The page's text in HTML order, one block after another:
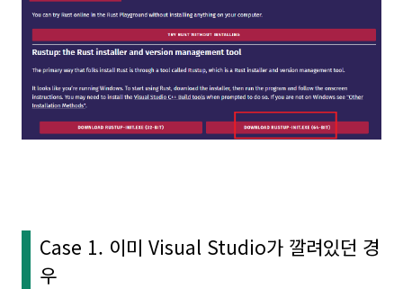
Case 1. 이미 Visual Studio가 깔려있던 경
우